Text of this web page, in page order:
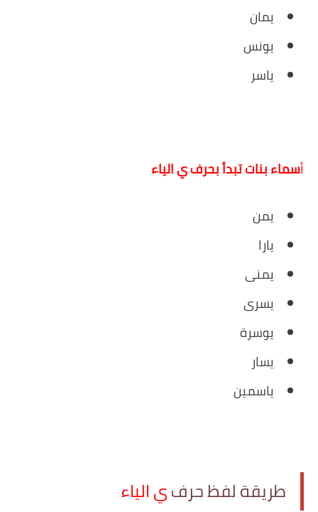
يمان
يونس
ياسر
أسماء بنات تبدأ بحرف ي الياء
يمن
يارا
يمنى
يسرى
يوسرة
يسار
ياسمين
طريقة ‏لفظ حرفي الياء